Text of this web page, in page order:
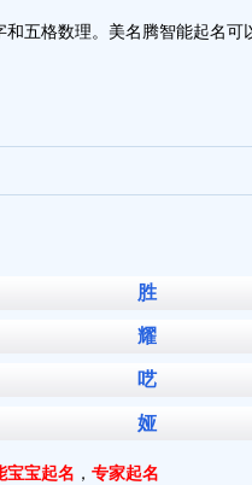
五格数理。美名腾智能起名
胜
耀
呓
娅
宝宝起名 ， 专家起名